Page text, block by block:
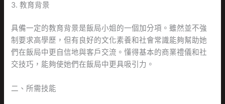
3. 教育背景
具備一定的教育背景是飯局小姐的一個加分項。雖然並不強
制要求高學歷，但有良好的文化素養和社會常識能夠幫助她
們在飯局中更自信地與客戶交流。懂得基本的商業禮儀和社
交技巧，能夠使她們在飯局中更具吸引力。
二、所需技能